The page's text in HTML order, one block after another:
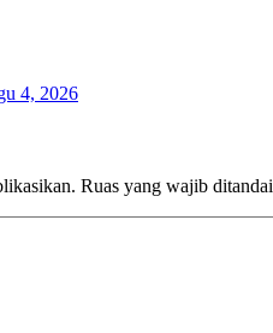
4, 2026
Ruas yang wajib ditandai